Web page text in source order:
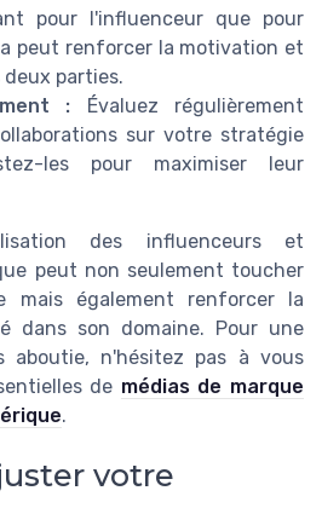
pour l'influenceur que pour
peut renforcer la motivation et
parties.
: Évaluez régulièrement
sur votre stratégie
les pour maximiser leur
des influenceurs et
peut non seulement toucher
mais également renforcer la
dans son domaine. Pour une
aboutie, n'hésitez pas à vous
de médias de marque
.
votre